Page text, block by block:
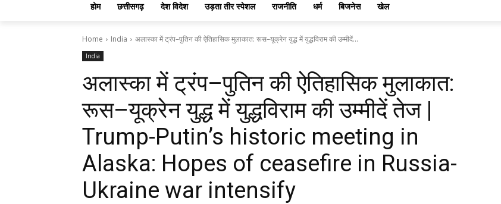
होम छत्तीसगढ़ देश विदेश उड़ता तीर स्पेशल राजनीति धर्म बिजनेस खेल
Home India अलास्का में ट्रंप–पुतिन की ऐतिहासिक मुलाकात: रूस–यूक्रेन युद्ध में युद्धविराम की उम्मीदें...
India
अलास्का में ट्रंप–पुतिन की ऐतिहासिक मुलाकात:
रूस–यूक्रेन युद्ध में युद्धविराम की उम्मीदें तेज |
Trump-Putin’s historic meeting in
Alaska: Hopes of ceasefire in Russia-
Ukraine war intensify